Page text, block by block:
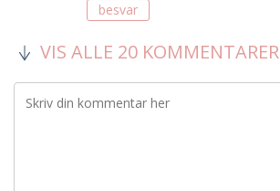
besvar
VIS ALLE 20 KOMMENTARER